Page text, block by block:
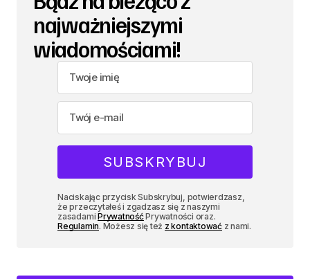
najważniejszymi
wiadomościami!
Naciskając przycisk Subskrybuj, potwierdzasz,
że przeczytałeś i zgadzasz się z naszymi
zasadamiPrywatnośćPrywatności oraz.
Regulamin. Możesz się też z kontaktowaćz nami.